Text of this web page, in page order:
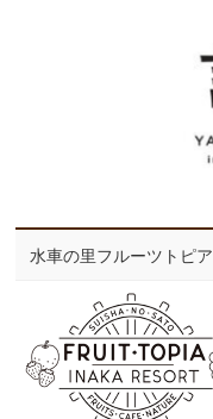
水車の里フルーツトピア